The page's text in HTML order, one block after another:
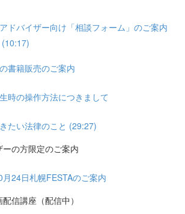
ドバイザー向け「相談フォーム」のご案内
(10:17)
書籍販売のご案内
時の操作方法につきまして
たい法律のこと (29:27)
の方限定のご案内
24日札幌FESTAのご案内
信講座（配信中）